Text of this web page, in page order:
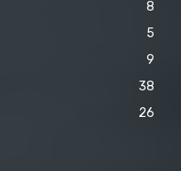
8
5
9
38
26